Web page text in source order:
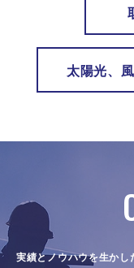
太陽光、
実績とノウハウを生か